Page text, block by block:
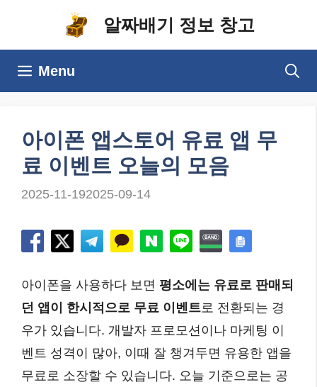
알짜배기 정보 창고
Menu
아이폰 앱스토어 유료 앱 무
료 이벤트 오늘의 모음
2025-11-192025-09-14
아이폰을 사용하다 보면 평소에는 유료로 판매되
던 앱이 한시적으로 무료 이벤트로 전환되는 경
우가 있습니다. 개발자 프로모션이나 마케팅 이
벤트 성격이 많아, 이때 잘 챙겨두면 유용한 앱을
무료로 소장할 수 있습니다. 오늘 기준으로는 공